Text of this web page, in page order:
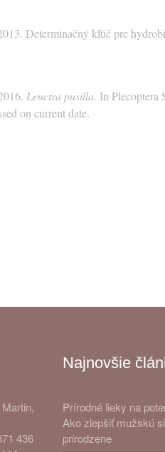
Determinačný kľúč pre
Leuctra pusilla. In Plecoptera
on current date.
436
Najnovšie
Prírodné lieky na
Ako zlepšiť mužskú
prirodzene